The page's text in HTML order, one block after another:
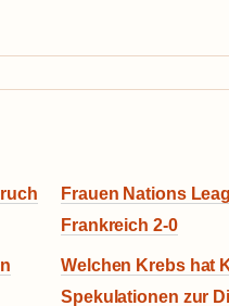
Frauen Nations
Frankreich 2-0
Welchen Krebs hat
Spekulationen zur